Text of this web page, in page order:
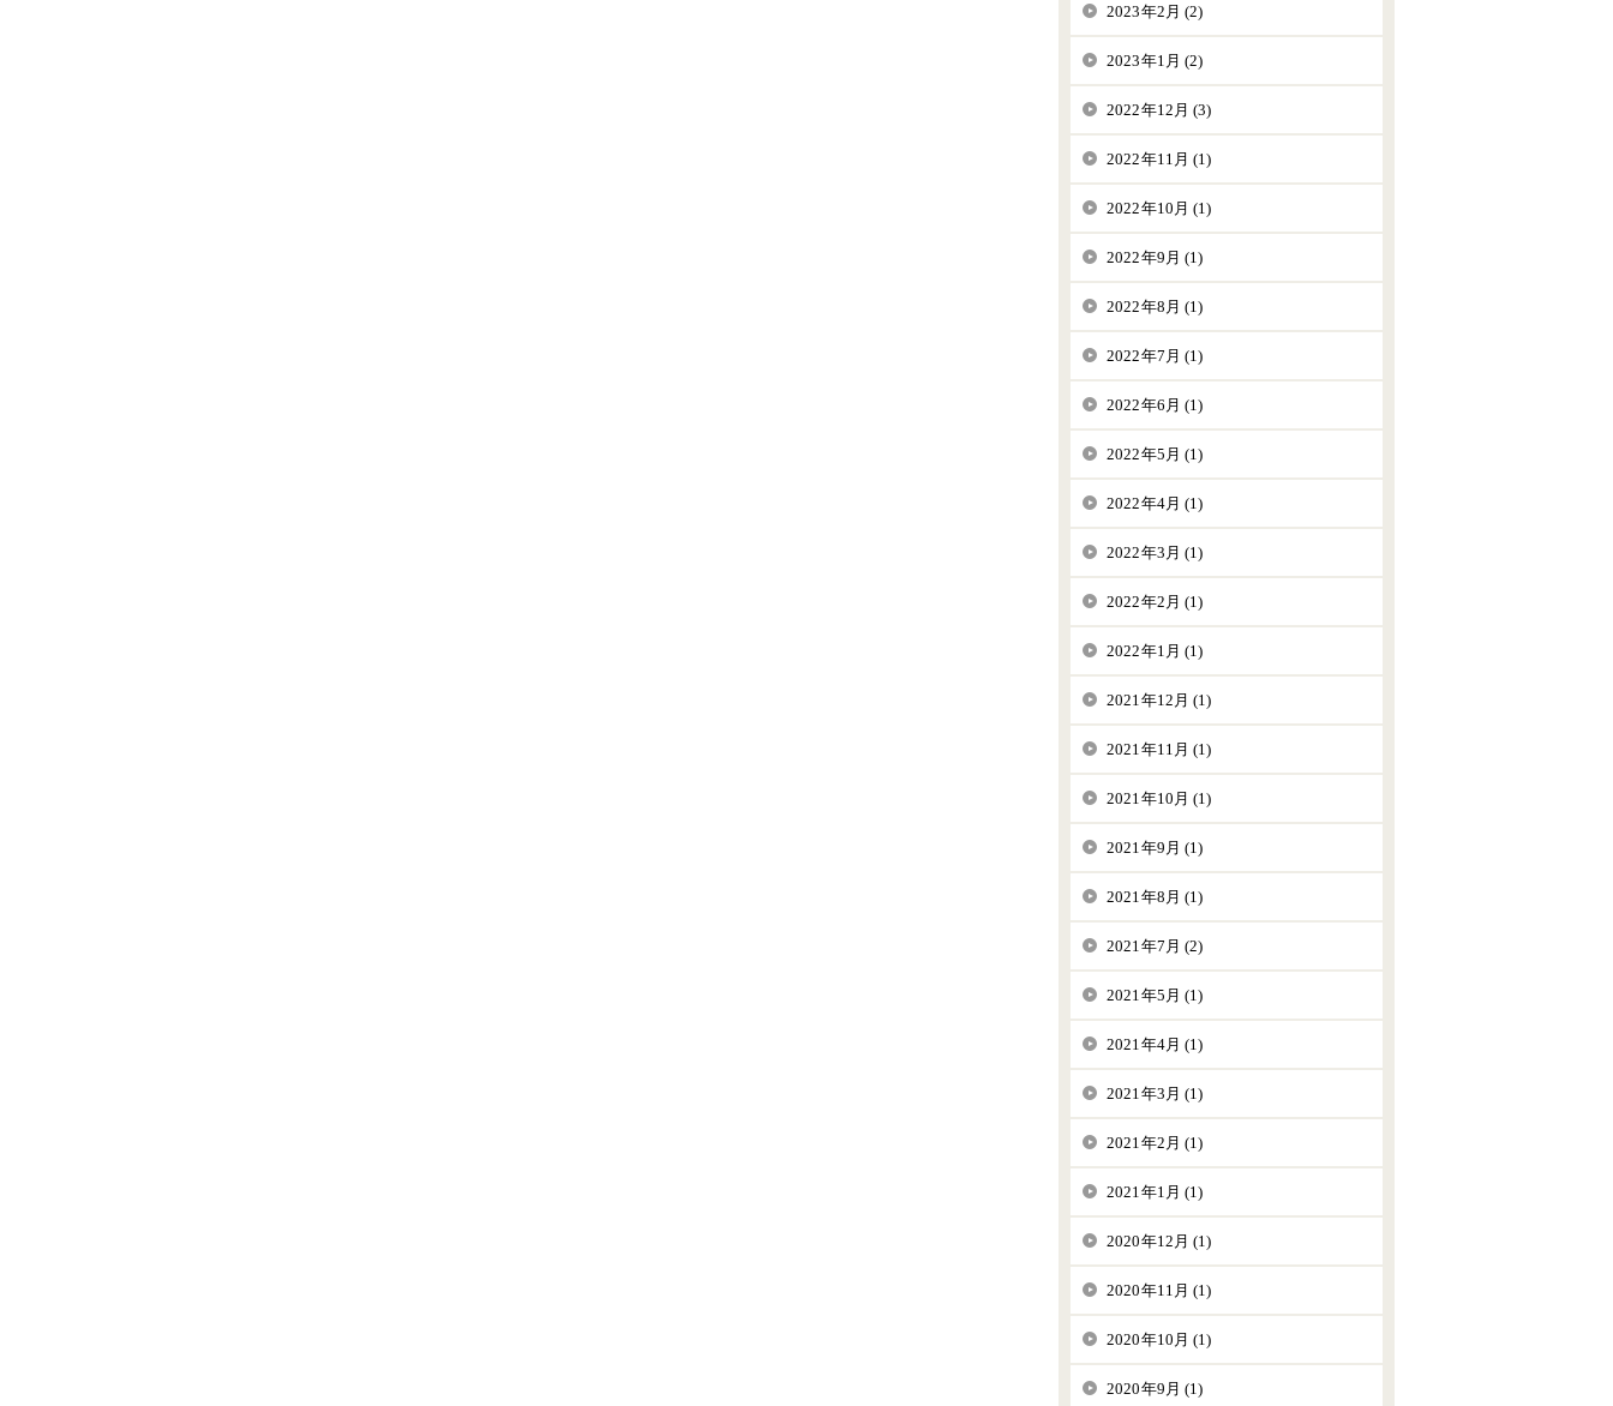
2023年2月 (2)
2023年1月 (2)
2022年12月 (3)
2022年11月 (1)
2022年10月 (1)
2022年9月 (1)
2022年8月 (1)
2022年7月 (1)
2022年6月 (1)
2022年5月 (1)
2022年4月 (1)
2022年3月 (1)
2022年2月 (1)
2022年1月 (1)
2021年12月 (1)
2021年11月 (1)
2021年10月 (1)
2021年9月 (1)
2021年8月 (1)
2021年7月 (2)
2021年5月 (1)
2021年4月 (1)
2021年3月 (1)
2021年2月 (1)
2021年1月 (1)
2020年12月 (1)
2020年11月 (1)
2020年10月 (1)
2020年9月 (1)